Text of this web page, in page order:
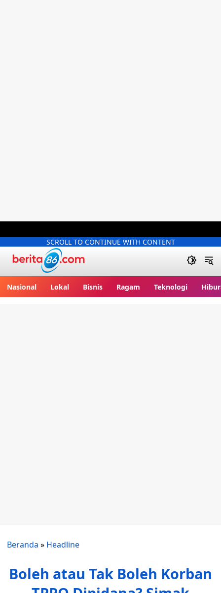
SCROLL TO CONTINUE WITH CONTENT
Nasional Lokal Bisnis Ragam Teknologi
Beranda » Headline
Boleh atau Tak Boleh Korban